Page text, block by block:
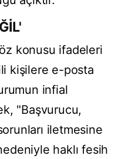
konusu ifadeleri
kişilere e-posta
infial
"Başvurucu,
iletmesine
haklı fesih